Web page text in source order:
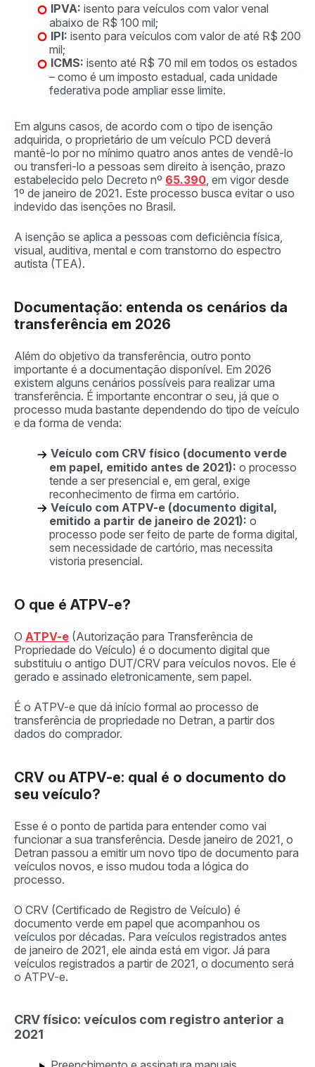
IPVA: isento para veículos com valor venal
abaixo de R$ 100 mil;
IPI: isento para veículos com valor de até R$ 200
mil;
ICMS: isento até R$ 70 mil em todos os estados
– como é um imposto estadual, cada unidade
federativa pode ampliar esse limite.
Em alguns casos, de acordo com o tipo de isenção
adquirida, o proprietário de um veículo PCD deverá
mantê-lo por no mínimo quatro anos antes de vendê-lo
ou transferi-lo a pessoas sem direito à isenção, prazo
estabelecido pelo Decreto nº 65.390 , em vigor desde
1º de janeiro de 2021. Este processo busca evitar o uso
indevido das isenções no Brasil.
A isenção se aplica a pessoas com deficiência física,
visual, auditiva, mental e com transtorno do espectro
autista (TEA).
Documentação: entenda os cenários da
transferência em 2026
Além do objetivo da transferência, outro ponto
importante é a documentação disponível. Em 2026
existem alguns cenários possíveis para realizar uma
transferência. É importante encontrar o seu, já que o
processo muda bastante dependendo do tipo de veículo
e da forma de venda:
Veículo com CRV físico (documento verde
em papel, emitido antes de 2021): o processo
tende a ser presencial e, em geral, exige
reconhecimento de firma em cartório.
Veículo com ATPV-e (documento digital,
emitido a partir de janeiro de 2021): o
processo pode ser feito de parte de forma digital,
sem necessidade de cartório, mas necessita
vistoria presencial.
O que é ATPV-e?
O ATPV-e (Autorização para Transferência de
Propriedade do Veículo) é o documento digital que
substituiu o antigo DUT/CRV para veículos novos. Ele é
gerado e assinado eletronicamente, sem papel.
É o ATPV-e que dá início formal ao processo de
transferência de propriedade no Detran, a partir dos
dados do comprador.
CRV ou ATPV-e: qual é o documento do
seu veículo?
Esse é o ponto de partida para entender como vai
funcionar a sua transferência. Desde janeiro de 2021, o
Detran passou a emitir um novo tipo de documento para
veículos novos, e isso mudou toda a lógica do
processo.
O CRV (Certificado de Registro de Veículo) é
documento verde em papel que acompanhou os
veículos por décadas. Para veículos registrados antes
de janeiro de 2021, ele ainda está em vigor. Já para
veículos registrados a partir de 2021, o documento será
o ATPV-e.
CRV físico: veículos com registro anterior a
2021